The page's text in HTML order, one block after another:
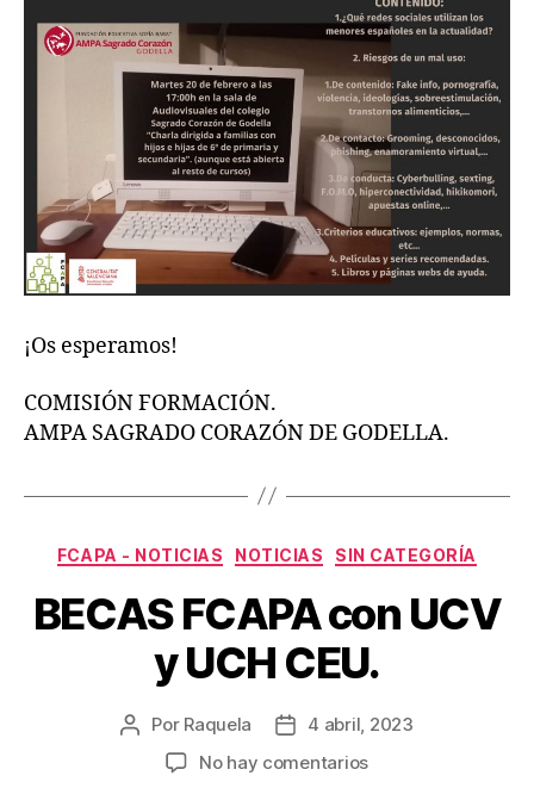
¡Os esperamos!
COMISIÓN FORMACIÓN.
AMPA SAGRADO CORAZÓN DE GODELLA.
Categorías
FCAPA - NOTICIAS NOTICIAS SIN CATEGORÍA
BECAS FCAPA con UCV
y UCH CEU.
Autor
Por Raquela
Fecha4 abril, 2023
No hay comentariosen